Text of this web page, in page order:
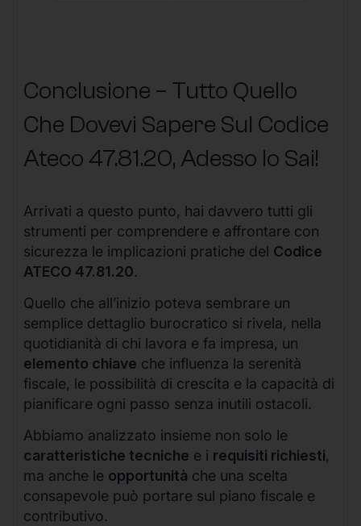
Conclusione – Tutto Quello
Che Dovevi Sapere Sul Codice
Ateco 47.81.20, Adesso lo Sai!
Arrivati a questo punto, hai davvero tutti gli
strumenti per comprendere e affrontare con
sicurezza le implicazioni pratiche del Codice
ATECO 47.81.20.
Quello che all’inizio poteva sembrare un
semplice dettaglio burocratico si rivela, nella
quotidianità di chi lavora e fa impresa, un
elemento chiave che influenza la serenità
fiscale, le possibilità di crescita e la capacità di
pianificare ogni passo senza inutili ostacoli.
Abbiamo analizzato insieme non solo le
caratteristiche tecniche e i requisiti richiesti,
ma anche le opportunità che una scelta
consapevole può portare sul piano fiscale e
contributivo.